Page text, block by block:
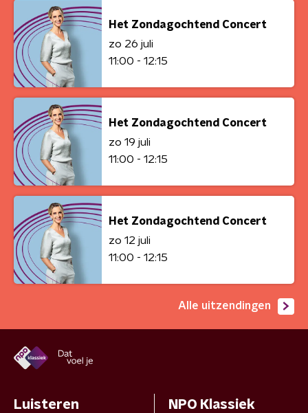
Het Zondagochtend Concert
zo 26 juli
11:00 - 12:15
Het Zondagochtend Concert
zo 19 juli
11:00 - 12:15
Het Zondagochtend Concert
zo 12 juli
11:00 - 12:15
Alle uitzendingen
Luisteren NPO Klassiek